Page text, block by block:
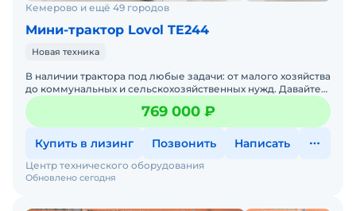
первого взноса.
- Широкий ассортимент. Мы являемся
официальным дилером Зауберг, Фотон Ловол,
лет.
купить минитрактор ловол 354, купить мини
трактор ловол, минитрактор lovol купить, купить
мини трактор на Экскаватор.ру, купить мини
трактор для хозяйства, мини трактор новый
купить, купить мини трактор мт, купить китайский
Кемерово и ещё 49 городов
Мини-трактор Lovol TE244
Новая техника
В наличии трактора под любые задачи: от малого хозяйства
до коммунальных и сельскохозяйственных нужд. Давайте
подберем тмини трактор под ваши задачи — просто
769 000 ₽
Купить в лизинг Позвонить Написать
Обновлено сегодня
Центр технического оборудования